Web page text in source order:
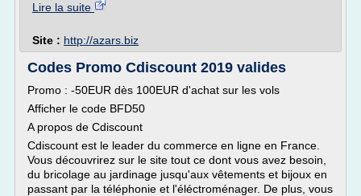
Lire la suite
Site : http://azars.biz
Codes Promo Cdiscount 2019 valides
Promo : -50EUR dès 100EUR d'achat sur les vols
Afficher le code BFD50
A propos de Cdiscount
Cdiscount est le leader du commerce en ligne en France.
Vous découvrirez sur le site tout ce dont vous avez besoin,
du bricolage au jardinage jusqu'aux vêtements et bijoux en
passant par la téléphonie et l'éléctroménager. De plus, vous